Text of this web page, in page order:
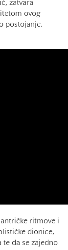
zatvara
ovog
postojanje.
ritmove i
dionice,
da se zajedno